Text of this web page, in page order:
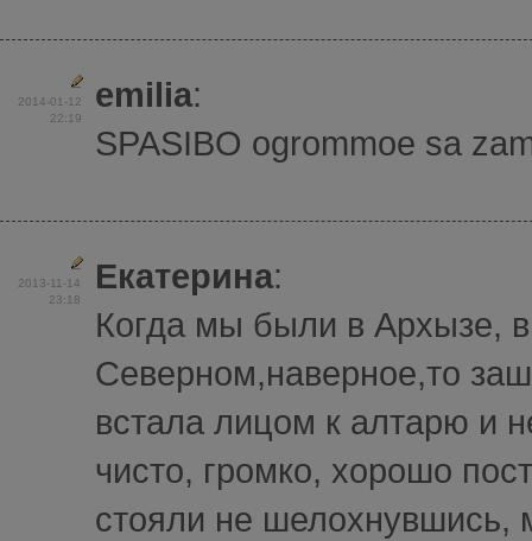
2014-01-12
22:19
emilia:
SPASIBO ogrommoe sa
2013-11-14
23:18
Екатерина:
Когда мы были в Архызе,
Северном,наверное,то
встала лицом к алтарю и
чисто, громко, хорошо
стояли не шелохнувшись,